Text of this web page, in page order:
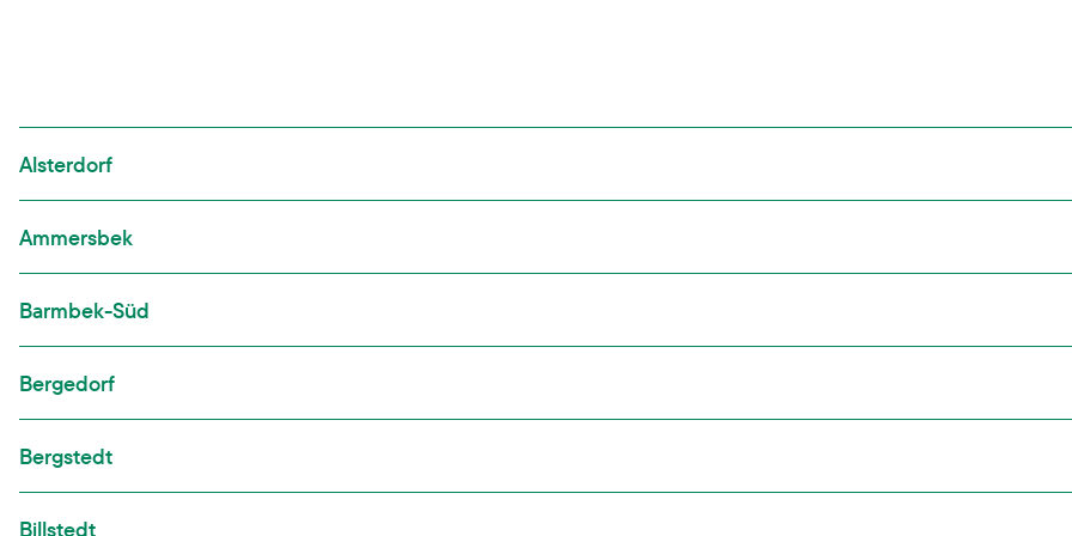
Alsterdorf
Ammersbek
Barmbek-Süd
Bergedorf
Bergstedt
Billstedt